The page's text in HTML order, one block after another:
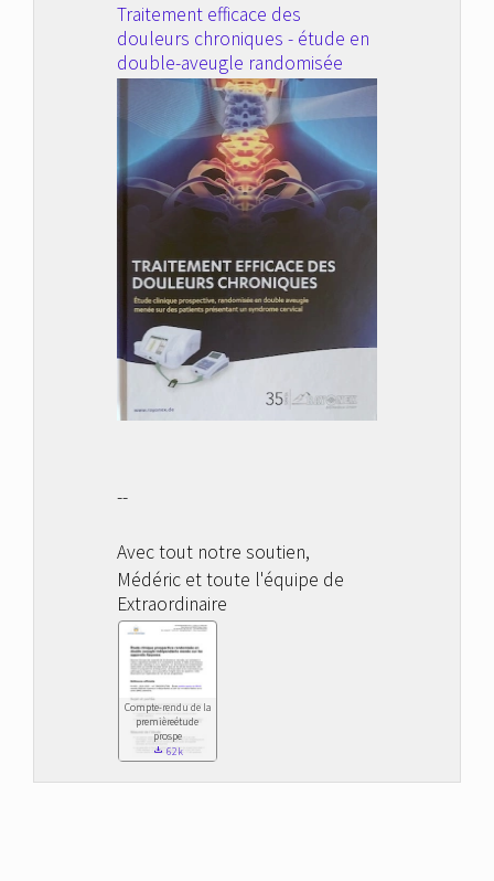
Traitement efficace des
douleurs chroniques - étude en
double-aveugle randomisée
--
Avec tout notre soutien,
Médéric et toute l'équipe de
Extraordinaire
Compte-rendu de la
premièreétude
prospe
download 62k